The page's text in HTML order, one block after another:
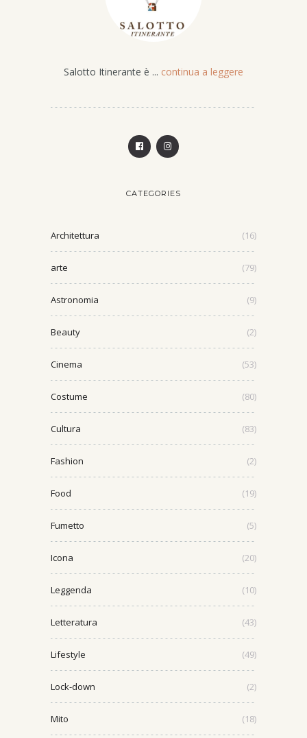
Salotto Itinerante è ... continua a leggere
CATEGORIES
Architettura (16)
arte (79)
Astronomia (9)
Beauty (2)
Cinema (53)
Costume (80)
Cultura (83)
Fashion (2)
Food (19)
Fumetto (5)
Icona (20)
Leggenda (10)
Letteratura (43)
Lifestyle (49)
Lock-down (2)
Mito (18)